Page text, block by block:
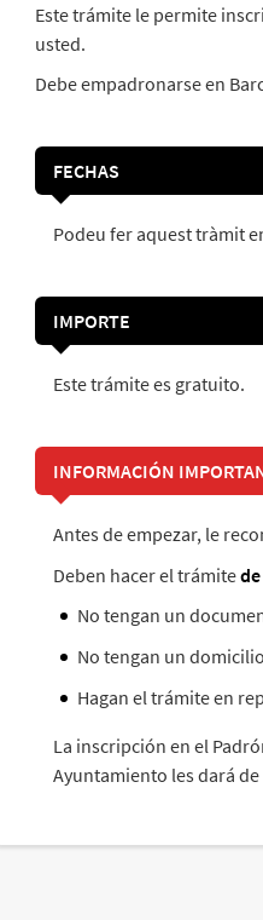
Este trámite le permite
usted.
Debe empadronarse en
FECHAS
Podeu fer aquest tràmit
IMPORTE
Este trámite es gratuito.
INFORMACIÓN
Antes de empezar, le
Deben hacer el trámite
No tengan un
No tengan un
Hagan el trámite en
La inscripción en el
Ayuntamiento les dará